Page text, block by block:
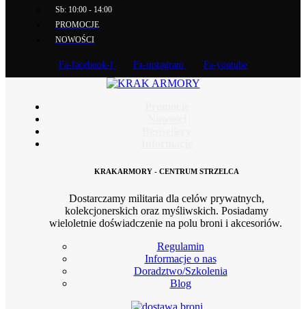
Sb: 10:00 - 14:00
PROMOCJE
NOWOŚCI
Fa-facebook-f Fa-instagram Fa-youtube
KRAKARMORY - CENTRUM STRZELCA
Dostarczamy militaria dla celów prywatnych,
kolekcjonerskich oraz myśliwskich. Posiadamy
wieloletnie doświadczenie na polu broni i akcesoriów.
Regulamin
Informacje o nas
Doradztwo/Szkolenia
Blog